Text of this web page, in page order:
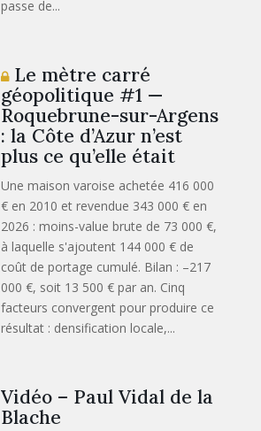
passe de...
Le mètre carré
géopolitique #1 —
Roquebrune-sur-Argens
: la Côte d’Azur n’est
plus ce qu’elle était
Une maison varoise achetée 416 000
€ en 2010 et revendue 343 000 € en
2026 : moins-value brute de 73 000 €,
à laquelle s'ajoutent 144 000 € de
coût de portage cumulé. Bilan : –217
000 €, soit 13 500 € par an. Cinq
facteurs convergent pour produire ce
résultat : densification locale,...
Vidéo – Paul Vidal de la
Blache